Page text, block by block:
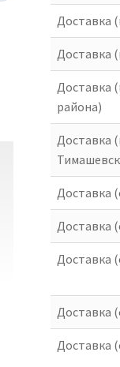
Доставка
Доставка
Доставка
района)
Доставка
Доставка
Доставка
Доставка
Доставка
Доставка
ТОВАР ДНЯ
Проволока
610.00